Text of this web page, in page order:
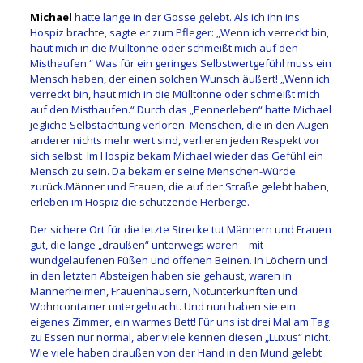
Michael hatte lange in der Gosse gelebt. Als ich ihn ins
Hospiz brachte, sagte er zum Pfleger: „Wenn ich verreckt bin,
haut mich in die Mülltonne oder schmeißt mich auf den
Misthaufen.“ Was für ein geringes Selbstwertgefühl muss ein
Mensch haben, der einen solchen Wunsch äußert! „Wenn ich
verreckt bin, haut mich in die Mülltonne oder schmeißt mich
auf den Misthaufen.“ Durch das „Pennerleben“ hatte Michael
jegliche Selbstachtung verloren. Menschen, die in den Augen
anderer nichts mehr wert sind, verlieren jeden Respekt vor
sich selbst. Im Hospiz bekam Michael wieder das Gefühl ein
Mensch zu sein. Da bekam er seine Menschen-Würde
zurück.Männer und Frauen, die auf der Straße gelebt haben,
erleben im Hospiz die schützende Herberge.
Der sichere Ort für die letzte Strecke tut Männern und Frauen
gut, die lange „draußen“ unterwegs waren – mit
wundgelaufenen Füßen und offenen Beinen. In Löchern und
in den letzten Absteigen haben sie gehaust, waren in
Männerheimen, Frauenhäusern, Notunterkünften und
Wohncontainer untergebracht. Und nun haben sie ein
eigenes Zimmer, ein warmes Bett! Für uns ist drei Mal am Tag
zu Essen nur normal, aber viele kennen diesen „Luxus“ nicht.
Wie viele haben draußen von der Hand in den Mund gelebt